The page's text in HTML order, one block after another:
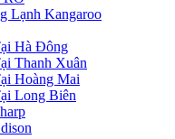
Lạnh Kangaroo
Hà Đông
Thanh Xuân
Hoàng Mai
Long Biên